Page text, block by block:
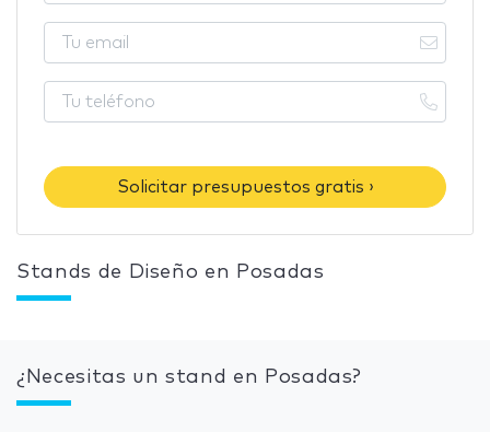
Solicitar presupuestos gratis ›
Stands de Diseño en Posadas
¿Necesitas un stand en Posadas?